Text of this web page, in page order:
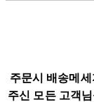
주문시 배송메
주신 모든 고객